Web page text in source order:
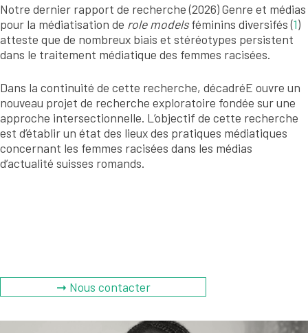
Notre dernier rapport de recherche (2026) Genre et médias
pour la médiatisation de role modelsféminins diversifés (1)
atteste que de nombreux biais et stéréotypes persistent
dans le traitement médiatique des femmes racisées.
Dans la continuité de cette recherche, décadréE ouvre un
nouveau projet de recherche exploratoire fondée sur une
approche intersectionnelle. L’objectif de cette recherche
est d’établir un état des lieux des pratiques médiatiques
concernant les femmes racisées dans les médias
d’actualité suisses romands.
➞ Nous contacter